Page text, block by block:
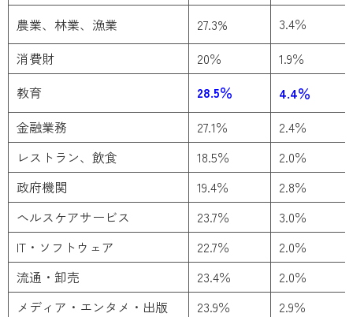
​​​​​​​農業、林業、漁業
27.3%
3.4％
消費財
20％
1.9％
教育
28.5％
4.4％
金融業務
27.1％
2.4％
レストラン、飲食
18.5％
2.0％
政府機関
19.4％
2.8％
ヘルスケアサービス
23.7％
3.0％
IT・ソフトウェア
22.7％
2.0％
流通・卸売
23.4％
2.0％
メディア・エンタメ・出版
23.9％
2.9％